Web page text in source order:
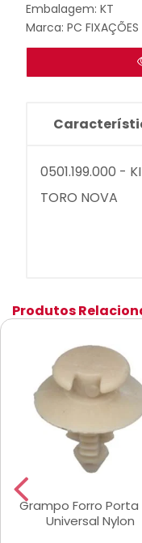
Embalagem: KT
Marca: PC FIXAÇÕES
0501.199.000 -
TORO NOVA
Produtos
Grampo Forro Porta
Universal Nylon